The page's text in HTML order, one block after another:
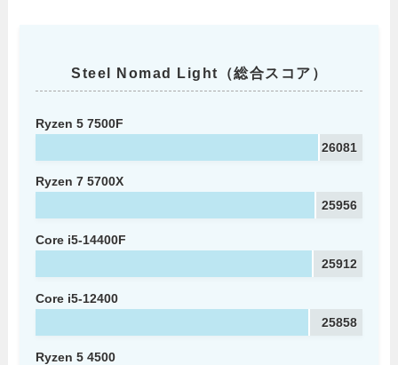
Steel Nomad Light（総合スコア）
Ryzen 5 7500F
26081
Ryzen 7 5700X
25956
Core i5-14400F
25912
Core i5-12400
25858
Ryzen 5 4500